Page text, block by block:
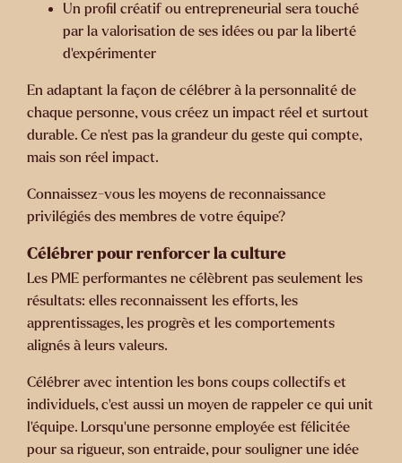
Un profil créatif ou entrepreneurial sera touché
par la valorisation de ses idées ou par la liberté
d’expérimenter
En adaptant la façon de célébrer à la personnalité de
chaque personne, vous créez un impact réel et surtout
durable. Ce n’est pas la grandeur du geste qui compte,
mais son réel impact.
Connaissez-vous les moyens de reconnaissance
privilégiés des membres de votre équipe?
Célébrer pour renforcer la culture
Les PME performantes ne célèbrent pas seulement les
résultats: elles reconnaissent les efforts, les
apprentissages, les progrès et les comportements
alignés à leurs valeurs.
Célébrer avec intention les bons coups collectifs et
individuels, c’est aussi un moyen de rappeler ce qui unit
l’équipe. Lorsqu’une personne employée est félicitée
pour sa rigueur, son entraide, pour souligner une idée